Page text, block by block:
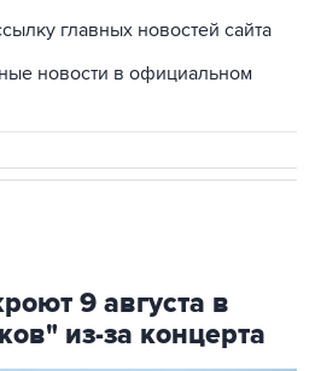
главных новостей сайта
новости в официальном
9 августа в
из-за концерта